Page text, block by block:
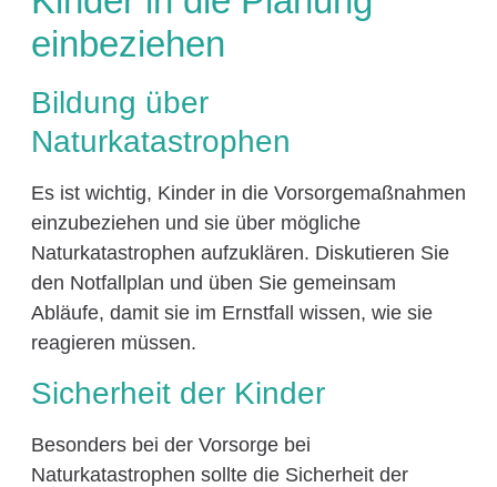
einbeziehen
Bildung über
Naturkatastrophen
Es ist wichtig, Kinder in die Vorsorgemaßnahmen
einzubeziehen und sie über mögliche
Naturkatastrophen aufzuklären. Diskutieren Sie
den Notfallplan und üben Sie gemeinsam
Abläufe, damit sie im Ernstfall wissen, wie sie
reagieren müssen.
Sicherheit der Kinder
Besonders bei der Vorsorge bei
Naturkatastrophen sollte die Sicherheit der